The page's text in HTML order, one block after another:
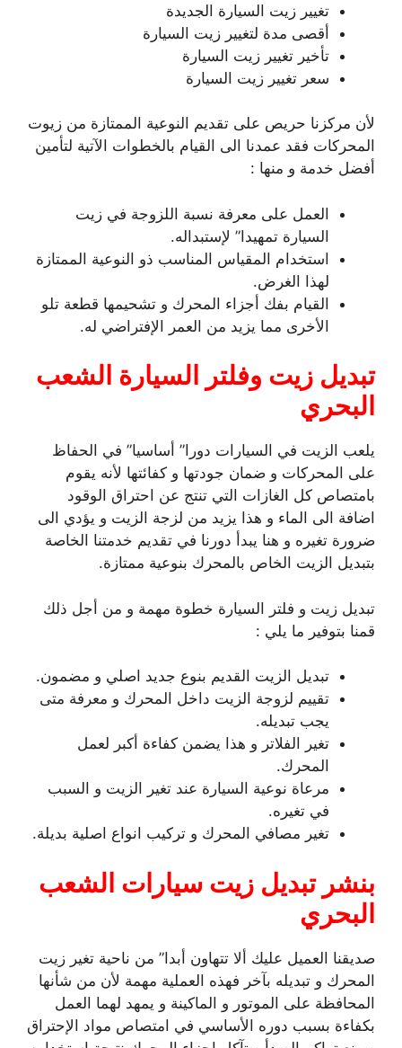
تغيير زيت السيارة الجديدة
أقصى مدة لتغيير زيت السيارة
تأخير تغيير زيت السيارة
سعر تغيير زيت السيارة
لأن مركزنا حريص على تقديم النوعية الممتازة من زيوت
المحركات فقد عمدنا الى القيام بالخطوات الآتية لتأمين
أفضل خدمة و منها :
العمل على معرفة نسبة اللزوجة في زيت
السيارة تمهيدا” لإستبداله.
استخدام المقياس المناسب ذو النوعية الممتازة
لهذا الغرض.
القيام بفك أجزاء المحرك و تشحيمها قطعة تلو
الأخرى مما يزيد من العمر الإفتراضي له.
تبديل زيت وفلتر السيارة الشعب
البحري
يلعب الزيت في السيارات دورا” أساسيا” في الحفاظ
على المحركات و ضمان جودتها و كفائتها لأنه يقوم
بامتصاص كل الغازات التي تنتج عن احتراق الوقود
اضافة الى الماء و هذا يزيد من لزجة الزيت و يؤدي الى
ضرورة تغيره و هنا يبدأ دورنا في تقديم خدمتنا الخاصة
بتبديل الزيت الخاص بالمحرك بنوعية ممتازة.
تبديل زيت و فلتر السيارة خطوة مهمة و من أجل ذلك
قمنا بتوفير ما يلي :
تبديل الزيت القديم بنوع جديد اصلي و مضمون.
تقييم لزوجة الزيت داخل المحرك و معرفة متى
يجب تبديله.
تغير الفلاتر و هذا يضمن كفاءة أكبر لعمل
المحرك.
مرعاة نوعية السيارة عند تغير الزيت و السبب
في تغيره.
تغير مصافي المحرك و تركيب انواع اصلية بديلة.
بنشر تبديل زيت سيارات الشعب
البحري
صديقنا العميل عليك ألا تتهاون أبدا” من ناحية تغير زيت
المحرك و تبديله بآخر فهذه العملية مهمة لأن من شأنها
المحافظة على الموتور و الماكينة و يمهد لهما العمل
بكفاءة بسبب دوره الأساسي في امتصاص مواد الإحتراق